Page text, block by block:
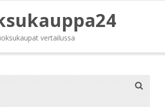
vertailussa